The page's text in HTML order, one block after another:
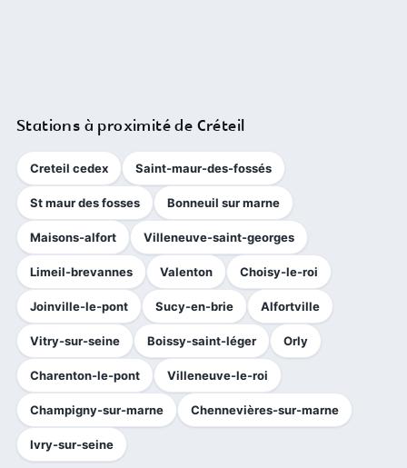
Stations à proximité de Créteil
Creteil cedex Saint-maur-des-fossés
St maur des fosses Bonneuil sur marne
Maisons-alfort Villeneuve-saint-georges
Limeil-brevannes Valenton Choisy-le-roi
Joinville-le-pont Sucy-en-brie Alfortville
Vitry-sur-seine Boissy-saint-léger Orly
Charenton-le-pont Villeneuve-le-roi
Champigny-sur-marne Chennevières-sur-marne
Ivry-sur-seine